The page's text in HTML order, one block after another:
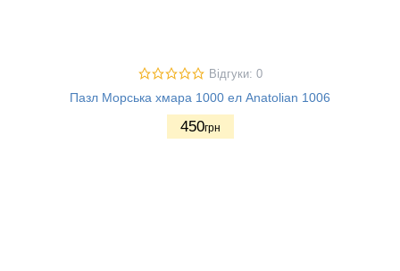
Відгуки: 0
Пазл Морська хмара 1000 ел Anatolian 1006
450грн